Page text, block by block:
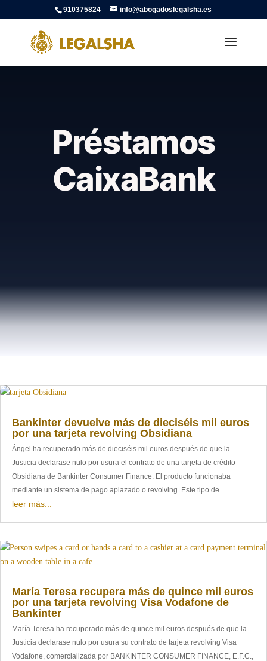
910375824 info@abogadoslegalsha.es
Préstamos
CaixaBank
Bankinter devuelve más de dieciséis mil euros
por una tarjeta revolving Obsidiana
Ángel ha recuperado más de dieciséis mil euros después de que la
Justicia declarase nulo por usura el contrato de una tarjeta de crédito
Obsidiana de Bankinter Consumer Finance. El producto funcionaba
mediante un sistema de pago aplazado o revolving. Este tipo de...
leer más...
María Teresa recupera más de quince mil euros
por una tarjeta revolving Visa Vodafone de
Bankinter
María Teresa ha recuperado más de quince mil euros después de que la
Justicia declarase nulo por usura su contrato de tarjeta revolving Visa
Vodafone, comercializada por BANKINTER CONSUMER FINANCE, E.F.C.,